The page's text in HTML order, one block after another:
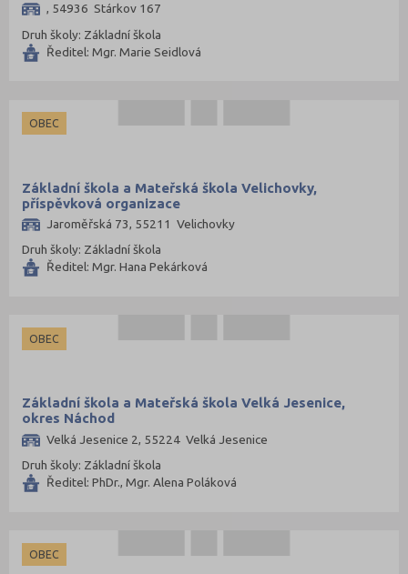
, 54936 Stárkov 167
Druh školy: Základní škola
Ředitel: Mgr. Marie Seidlová
OBEC
Základní škola a Mateřská škola Velichovky,
příspěvková organizace
Jaroměřská 73, 55211 Velichovky
Druh školy: Základní škola
Ředitel: Mgr. Hana Pekárková
OBEC
Základní škola a Mateřská škola Velká Jesenice,
okres Náchod
Velká Jesenice 2, 55224 Velká Jesenice
Druh školy: Základní škola
Ředitel: PhDr., Mgr. Alena Poláková
OBEC